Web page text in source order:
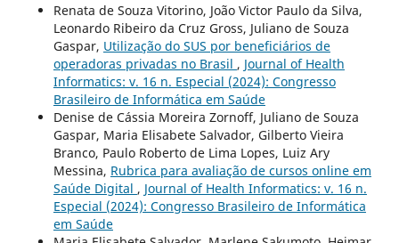
Renata de Souza Vitorino, João Victor Paulo da Silva,
Leonardo Ribeiro da Cruz Gross, Juliano de Souza
Gaspar, Utilização do SUS por beneficiários de
operadoras privadas no Brasil , Journal of Health
Informatics: v. 16 n. Especial (2024): Congresso
Brasileiro de Informática em Saúde
Denise de Cássia Moreira Zornoff, Juliano de Souza
Gaspar, Maria Elisabete Salvador, Gilberto Vieira
Branco, Paulo Roberto de Lima Lopes, Luiz Ary
Messina, Rubrica para avaliação de cursos online em
Saúde Digital , Journal of Health Informatics: v. 16 n.
Especial (2024): Congresso Brasileiro de Informática
em Saúde